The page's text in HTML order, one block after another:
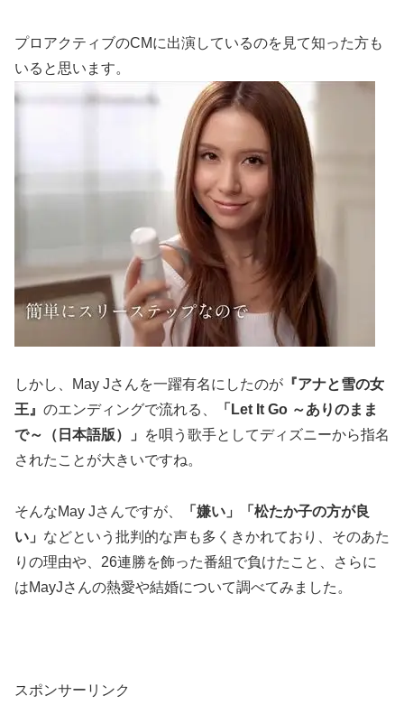
プロアクティブのCMに出演しているのを見て知った方も
いると思います。
しかし、May Jさんを一躍有名にしたのが 『アナと雪の女
王』 のエンディングで流れる、
「Let It Go ～ありのまま
で～（日本語版）」
を唄う歌手としてディズニーから指名
されたことが大きいですね。
そんなMay Jさんですが、
「嫌い」「松たか子の方が良
い」 などという 批判的な声も多く きかれており、そのあた
りの理由や、26連勝を飾った番組で負けたこと、さらに
はMayJさんの熱愛や結婚について調べてみました。
スポンサーリンク